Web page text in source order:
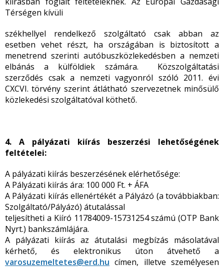
Térségen kívüli
székhellyel rendelkező szolgáltató csak abban az
esetben vehet részt, ha országában is biztosított a
menetrend szerinti autóbuszközlekedésben a nemzeti
elbánás a külföldiek számára. Közszolgáltatási
szerződés csak a nemzeti vagyonról szóló 2011. évi
CXCVI. törvény szerint átlátható szervezetnek minősülő
közlekedési szolgáltatóval köthető.
4. A pályázati kiírás beszerzési lehetőségének
feltételei:
A pályázati kiírás beszerzésének elérhetősége:
A Pályázati kiírás ára: 100 000 Ft. + ÁFA
A Pályázati kiírás ellenértékét a Pályázó (a továbbiakban:
Szolgáltató/Pályázó) átutalással
teljesítheti a Kiíró 11784009-15731254 számú (OTP Bank
Nyrt.) bankszámlájára.
A pályázati kiírás az átutalási megbízás másolatával
kérhető, és elektronikus úton átvehető a
varosuzemeltetes@erd.hu címen, illetve személyesen